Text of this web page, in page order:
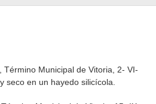
Municipal de Vitoria, 2- VI-
seco en un hayedo silicícola.